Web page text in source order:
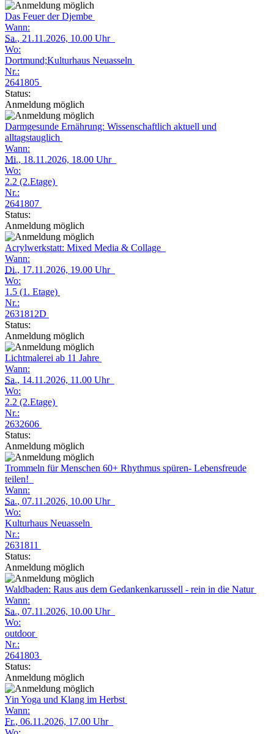
Das Feuer der Djembe
Wann:
Sa., 21.11.2026, 10.00 Uhr
Wo:
Dortmund;Kulturhaus Neuasseln
Nr.:
2641805
Status:
Anmeldung möglich
Darmgesunde Ernährung: Wissenschaftlich aktuell und
alltagstauglich
Wann:
Mi., 18.11.2026, 18.00 Uhr
Wo:
2.2 (2.Etage)
Nr.:
2641807
Status:
Anmeldung möglich
Acrylwerkstatt: Mixed Media & Collage
Wann:
Di., 17.11.2026, 19.00 Uhr
Wo:
1.5 (1. Etage)
Nr.:
2631812D
Status:
Anmeldung möglich
Lichtmalerei ab 11 Jahre
Wann:
Sa., 14.11.2026, 11.00 Uhr
Wo:
2.2 (2.Etage)
Nr.:
2632606
Status:
Anmeldung möglich
Trommeln für Menschen 60+ Rhythmus spüren- Lebensfreude
teilen!
Wann:
Sa., 07.11.2026, 10.00 Uhr
Wo:
Kulturhaus Neuasseln
Nr.:
2631811
Status:
Anmeldung möglich
Waldbaden: Raus aus dem Gedankenkarussell - rein in die Natur
Wann:
Sa., 07.11.2026, 10.00 Uhr
Wo:
outdoor
Nr.:
2641803
Status:
Anmeldung möglich
Yin Yoga und Klang im Herbst
Wann:
Fr., 06.11.2026, 17.00 Uhr